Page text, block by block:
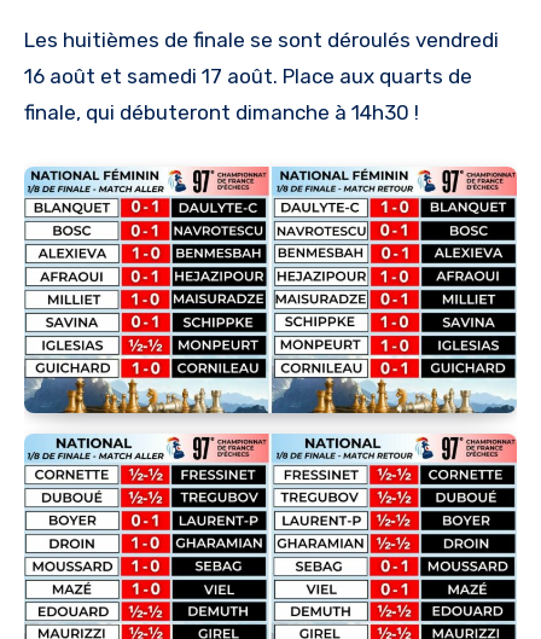
Les huitièmes de finale se sont déroulés vendredi
16 août et samedi 17 août. Place aux quarts de
finale, qui débuteront dimanche à 14h30 !